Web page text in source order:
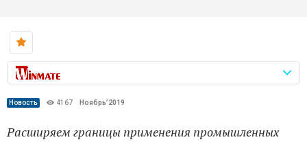
Новость 4167 Ноябрь’2019
Расширяем границы применения промышленных